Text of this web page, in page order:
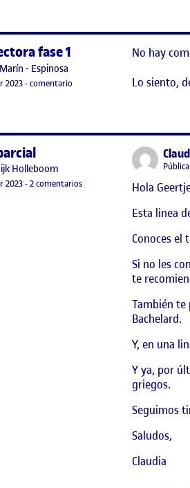
fase 1
- Espinosa
publicación
202314 marzo, 2023 2:56 pm
-comentario en La Prospectora fase 1
No hay
Lo siento,
Holleboom
publicación
202314 marzo, 2023 9:38 pm
-2 comentariosen Entrega parcial
Pública
Hola
Esta linea
Conoces el
Si no les
te
También te
Bachelard.
Y, en una
Y ya, por
griegos.
Seguimos
Saludos,
Claudia